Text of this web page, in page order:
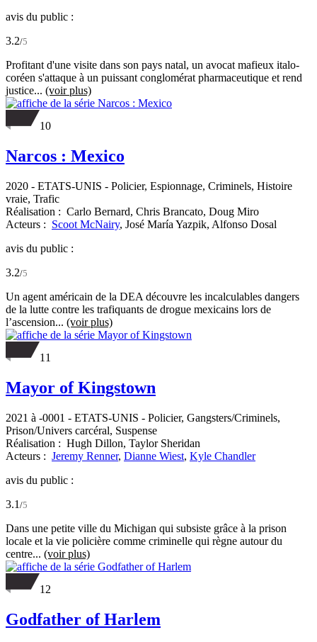
avis du public :
3.2/5
Profitant d'une visite dans son pays natal, un avocat mafieux italo-
coréen s'attaque à un puissant conglomérat pharmaceutique et rend
justice... (voir plus)
10
Narcos : Mexico
2020 - ETATS-UNIS - Policier, Espionnage, Criminels, Histoire
vraie, Trafic
Réalisation : Carlo Bernard, Chris Brancato, Doug Miro
Acteurs : Scoot McNairy, José María Yazpik, Alfonso Dosal
avis du public :
3.2/5
Un agent américain de la DEA découvre les incalculables dangers
de la lutte contre les trafiquants de drogue mexicains lors de
l’ascension... (voir plus)
11
Mayor of Kingstown
2021 à -0001 - ETATS-UNIS - Policier, Gangsters/Criminels,
Prison/Univers carcéral, Suspense
Réalisation : Hugh Dillon, Taylor Sheridan
Acteurs : Jeremy Renner, Dianne Wiest, Kyle Chandler
avis du public :
3.1 /5
Dans une petite ville du Michigan qui subsiste grâce à la prison
locale et la vie policière comme criminelle qui règne autour du
centre... (voir plus)
12
Godfather of Harlem